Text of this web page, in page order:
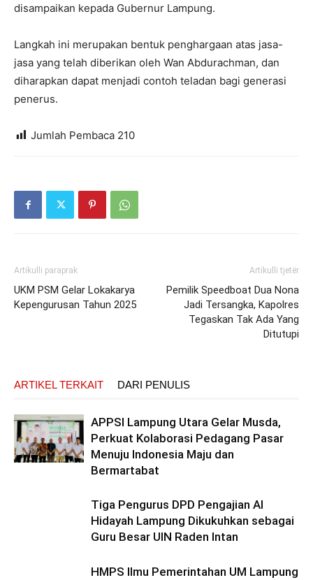
disampaikan kepada Gubernur Lampung.
Langkah ini merupakan bentuk penghargaan atas jasa-
jasa yang telah diberikan oleh Wan Abdurachman, dan
diharapkan dapat menjadi contoh teladan bagi generasi
penerus.
Jumlah Pembaca 210
Artikulli paraprak
UKM PSM Gelar Lokakarya
Kepengurusan Tahun 2025
Artikulli tjetër
Pemilik Speedboat Dua Nona
Jadi Tersangka, Kapolres
Tegaskan Tak Ada Yang
Ditutupi
ARTIKEL TERKAIT DARI PENULIS
APPSI Lampung Utara Gelar Musda,
Perkuat Kolaborasi Pedagang Pasar
Menuju Indonesia Maju dan
Bermartabat
Tiga Pengurus DPD Pengajian Al
Hidayah Lampung Dikukuhkan sebagai
Guru Besar UIN Raden Intan
HMPS Ilmu Pemerintahan UM Lampung